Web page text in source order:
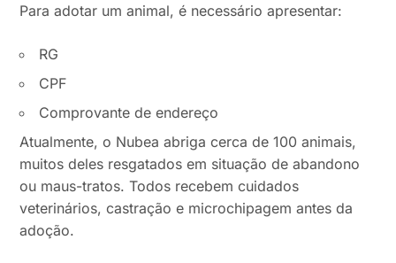
Para adotar um animal, é necessário apresentar:
RG
CPF
Comprovante de endereço
Atualmente, o Nubea abriga cerca de 100 animais,
muitos deles resgatados em situação de abandono
ou maus-tratos. Todos recebem cuidados
veterinários, castração e microchipagem antes da
adoção.